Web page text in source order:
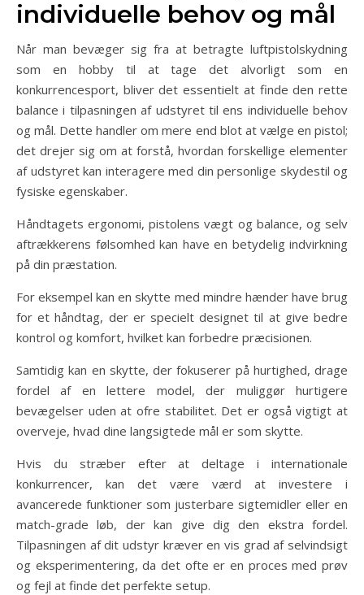
individuelle behov og mål
Når man bevæger sig fra at betragte luftpistolskydning
som en hobby til at tage det alvorligt som en
konkurrencesport, bliver det essentielt at finde den rette
balance i tilpasningen af udstyret til ens individuelle behov
og mål. Dette handler om mere end blot at vælge en pistol;
det drejer sig om at forstå, hvordan forskellige elementer
af udstyret kan interagere med din personlige skydestil og
fysiske egenskaber.
Håndtagets ergonomi, pistolens vægt og balance, og selv
aftrækkerens følsomhed kan have en betydelig indvirkning
på din præstation.
For eksempel kan en skytte med mindre hænder have brug
for et håndtag, der er specielt designet til at give bedre
kontrol og komfort, hvilket kan forbedre præcisionen.
Samtidig kan en skytte, der fokuserer på hurtighed, drage
fordel af en lettere model, der muliggør hurtigere
bevægelser uden at ofre stabilitet. Det er også vigtigt at
overveje, hvad dine langsigtede mål er som skytte.
Hvis du stræber efter at deltage i internationale
konkurrencer, kan det være værd at investere i
avancerede funktioner som justerbare sigtemidler eller en
match-grade løb, der kan give dig den ekstra fordel.
Tilpasningen af dit udstyr kræver en vis grad af selvindsigt
og eksperimentering, da det ofte er en proces med prøv
og fejl at finde det perfekte setup.